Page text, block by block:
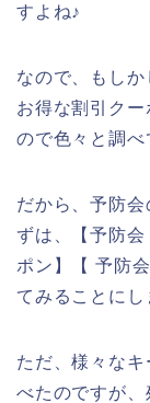
すよね♪
なので、もし
お得な割引ク
ので色々と調べ
だから、予防
ずは、【予防
ポン】【 予防
てみることにし
ただ、様々な
べたのですが、